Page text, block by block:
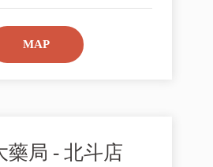
MAP
藥局 - 北斗店